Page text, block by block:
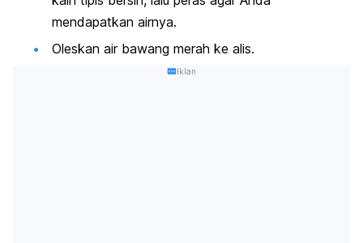
mendapatkan airnya.
Oleskan air bawang merah ke alis.
Iklan